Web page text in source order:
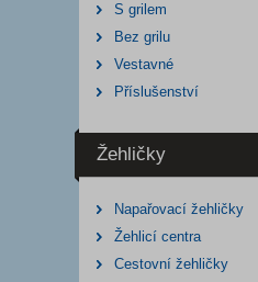
S grilem
Bez grilu
Vestavné
Příslušenství
Žehličky
Napařovací žehličky
Žehlicí centra
Cestovní žehličky